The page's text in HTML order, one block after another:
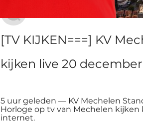
[TV KIJKEN===] KV
kijken live 20
5 uur geleden — KV Mechelen
Horloge op tv van Mechelen
internet.